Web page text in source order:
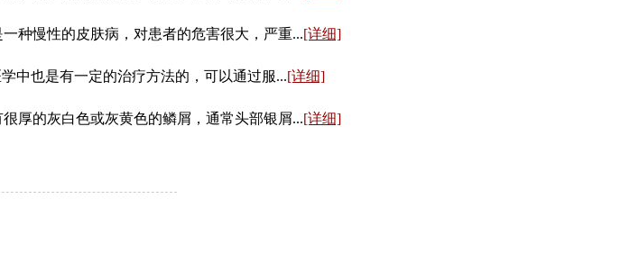
种慢性的皮肤病，对患者的危害很大，严重...[详细]
中也是有一定的治疗方法的，可以通过服...[详细]
厚的灰白色或灰黄色的鳞屑，通常头部银屑...[详细]